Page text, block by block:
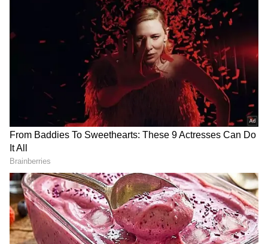
ದಲಿತರನ್ನು ಸಿಎಂ ಮಾಡದೇ ವಂಚಿಸುತ್ತಿರುವ ಕಾಂಗ್ರೆಸ್‌:
ಛಲವಾದಿ ನಾರಾಯಣಸ್ವಾಮಿ ಟೀಕೆ
ಕಾಂಗ್ರೆಸ್‌ನಲ್ಲಿ ನಿಜವಾದ ಹೈಕಮಾಂಡ್ ಯಾರು?
ಛಲವಾದಿ ನಾರಾಯಣಸ್ವಾಮಿ ಹೇಳಿದ್ದೇನು?
DOWNLOAD APP
RECOMMENDED STORIES
'ಬೆಂಗಳೂರು ಅಂದ್ರೆ ದೇವರ ಎಸಿ
ಕಾವೇರಿಗೆ ಕ್ಯಾತೆ ತೆಗೆದ ಸ್ಟಾಲಿನ್;